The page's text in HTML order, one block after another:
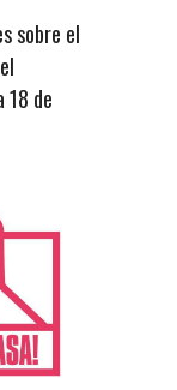
sobre el
18 de